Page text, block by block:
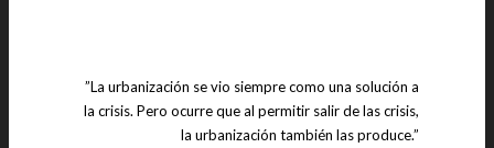
”La urbanización se vio siempre como una solución a
la crisis. Pero ocurre que al permitir salir de las crisis,
la urbanización también las produce.”